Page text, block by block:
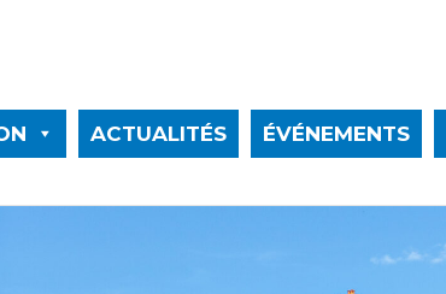
ACTUALITÉS ÉVÉNEMENTS